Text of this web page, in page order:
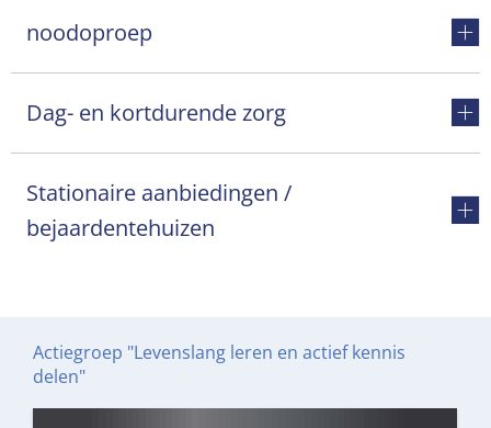
noodoproep
Dag- en kortdurende zorg
Stationaire aanbiedingen /
bejaardentehuizen
Actiegroep "Levenslang leren en actief kennis
delen"